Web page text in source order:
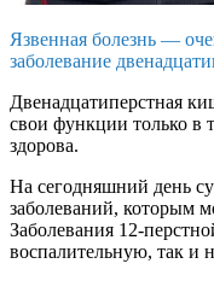
Язвенная болезнь —
заболевание
Двенадцатиперстная
свои функции только в
здорова.
На сегодняшний день
заболеваний, которым
Заболевания 12-
воспалительную, так и